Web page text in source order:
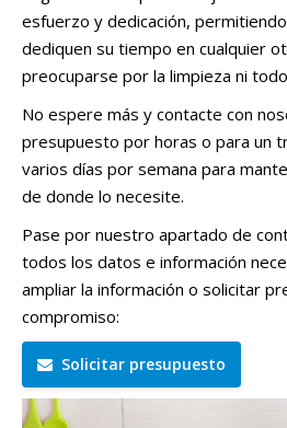
esfuerzo y dedicación,
dediquen su tiempo en cualquier
preocuparse por la limpieza ni
No espere más y contacte con
presupuesto por horas o para un
varios días por semana para
de donde lo necesite.
Pase por nuestro apartado de
todos los datos e información
ampliar la información o solicitar
compromiso:
Solicitar presupuesto